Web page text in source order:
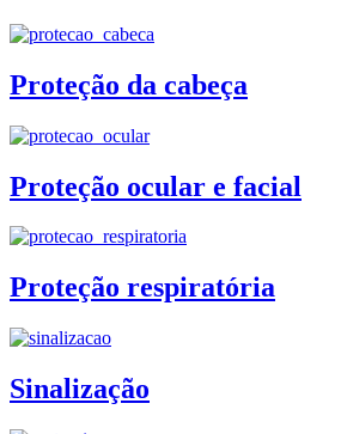
Proteção da cabeça
Proteção ocular e facial
Proteção respiratória
Sinalização